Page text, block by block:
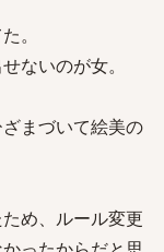
。
ないのが女。
まづいて絵美の
め、ルール変更